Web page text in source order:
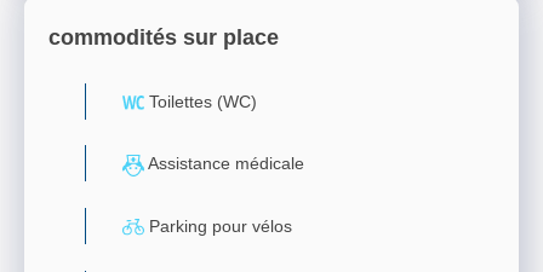
commodités sur place
Toilettes (WC)
Assistance médicale
Parking pour vélos